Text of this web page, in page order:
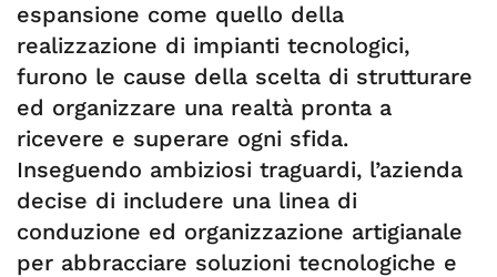
espansione come quello della
realizzazione di impianti tecnologici,
furono le cause della scelta di strutturare
ed organizzare una realtà pronta a
ricevere e superare ogni sfida.
Inseguendo ambiziosi traguardi, l’azienda
decise di includere una linea di
conduzione ed organizzazione artigianale
per abbracciare soluzioni tecnologiche e